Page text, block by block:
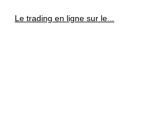
Le trading en ligne sur le...